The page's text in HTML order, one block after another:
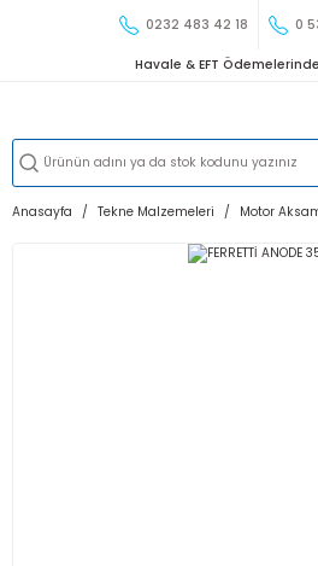
0232 483 42 18 0
Havale & EFT Ödemelerinde
Anasayfa Tekne Malzemeleri Motor